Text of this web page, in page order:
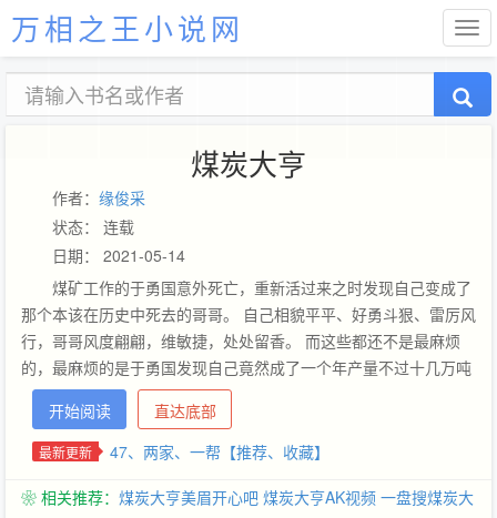
万相之王小说网
煤炭大亨
作者： 缘俊采
状态： 连载
日期： 2021-05-14
煤矿工作的于勇国意外死亡，重新活过来之时发现自己变成了
那个本该在历史中死去的哥哥。 自己相貌平平、好勇斗狠、雷厉风
行，哥哥风度翩翩，维敏捷，处处留香。 而这些都还不是最麻烦
的，最麻烦的是于勇国发现自己竟然成了一个年产量不过十几万吨
的煤矿的煤老板，被职工打破脑袋不说，还抢光了家里的东西。 且
看，一个身负【价值系统】的小煤老板，如何成为史上最强煤炭大
亨的故事！
开始阅读 直达底部
最新更新 47、两家、一帮【推荐、收藏】
❀ 相关推荐： 煤炭大亨美眉开心吧 煤炭大亨AK视频 一盘搜煤炭大